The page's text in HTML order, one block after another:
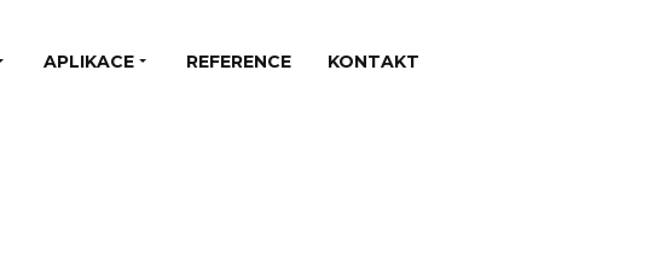
APLIKACE REFERENCE KONTAKT